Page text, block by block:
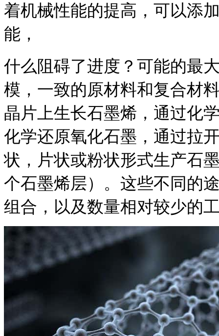
着机械性能的提高，可以添
能，
什么阻碍了进度？ 可能的最
模，一致的原材料和复合材
晶片上生长石墨烯，通过化
化学还原氧化石墨，通过拉
状，片状或粉状形式生产石
个石墨烯层）。 这些不同的
组合，以及数量相对较少的